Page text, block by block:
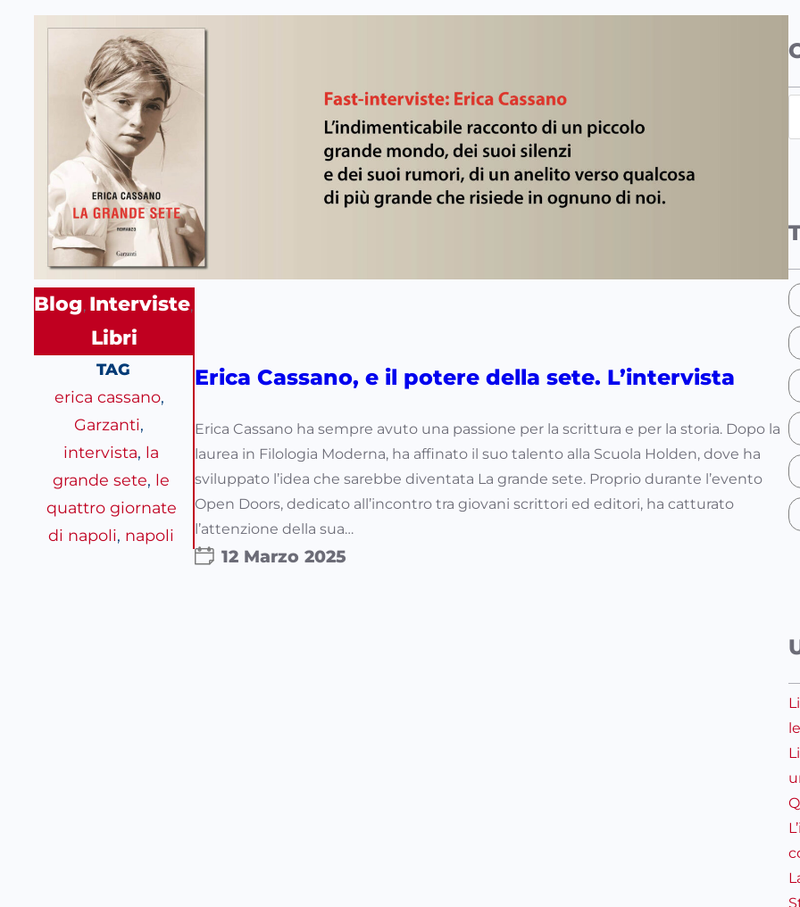
Blog, Interviste
Libri
TAG
erica cassano
Garzanti
intervista, la
grande sete, le
quattro giornate
di napoli, napoli
Erica Cassano, e il potere della sete. L’intervista
Erica Cassano ha sempre avuto una passione per la scrittura e per la storia. Dopo la
laurea in Filologia Moderna, ha affinato il suo talento alla Scuola Holden, dove ha
sviluppato l’idea che sarebbe diventata La grande sete. Proprio durante l’evento
Open Doors, dedicato all’incontro tra giovani scrittori ed editori, ha catturato
l’attenzione della sua…
12 Marzo 2025
h